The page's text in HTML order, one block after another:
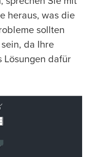
heraus, was die
sollten
da Ihre
Lösungen dafür